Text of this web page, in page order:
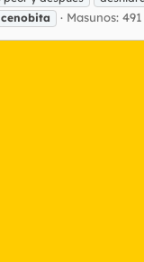
cenobita Masunos: 491